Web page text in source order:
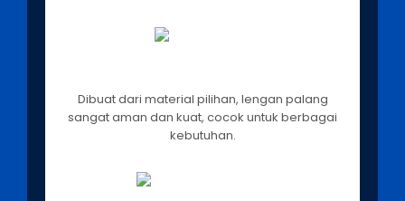
Dibuat dari material pilihan, lengan palang
sangat aman dan kuat, cocok untuk berbagai
kebutuhan.